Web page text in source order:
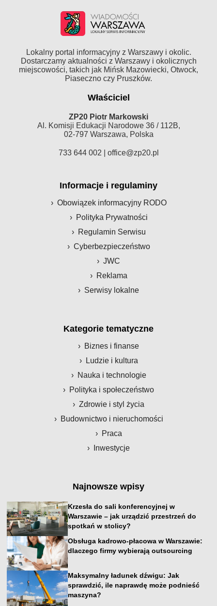
Lokalny portal informacyjny z Warszawy i okolic.
Dostarczamy aktualności z Warszawy i okolicznych
miejscowości, takich jak Mińsk Mazowiecki, Otwock,
Piaseczno czy Pruszków.
Właściciel
ZP20 Piotr Markowski
Al. Komisji Edukacji Narodowe 36 / 112B,
02-797 Warszawa, Polska
733 644 002 | office@zp20.pl
Informacje i regulaminy
Obowiązek informacyjny RODO
Polityka Prywatności
Regulamin Serwisu
Cyberbezpieczeństwo
JWC
Reklama
Serwisy lokalne
Kategorie tematyczne
Biznes i finanse
Ludzie i kultura
Nauka i technologie
Polityka i społeczeństwo
Zdrowie i styl życia
Budownictwo i nieruchomości
Praca
Inwestycje
Najnowsze wpisy
Krzesła do sali konferencyjnej w
Warszawie – jak urządzić przestrzeń do
spotkań w stolicy?
Obsługa kadrowo-płacowa w Warszawie:
dlaczego firmy wybierają outsourcing
Maksymalny ładunek dźwigu: Jak
sprawdzić, ile naprawdę może podnieść
maszyna?